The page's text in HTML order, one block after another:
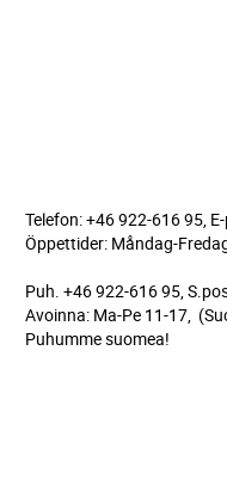
Telefon: +46 922-616 95,
Öppettider: Måndag-
Puh. +46 922-616 95,
Avoinna: Ma-Pe 11-17,
Puhumme suomea!